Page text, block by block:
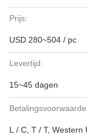
Prijs:
USD 280~504 / pc
Levertijd:
15~45 dagen
L / C, T / T, Western